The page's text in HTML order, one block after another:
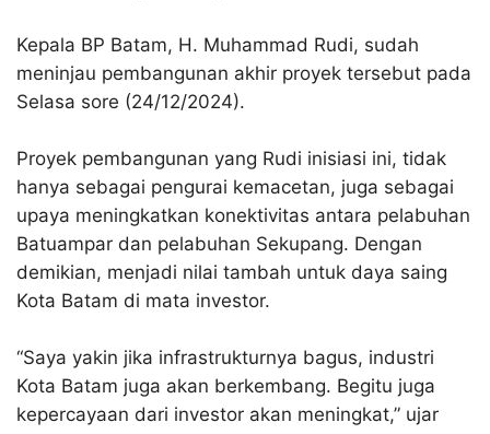
Kepala BP Batam, H. Muhammad Rudi, sudah
meninjau pembangunan akhir proyek tersebut pada
Selasa sore (24/12/2024).
Proyek pembangunan yang Rudi inisiasi ini, tidak
hanya sebagai pengurai kemacetan, juga sebagai
upaya meningkatkan konektivitas antara pelabuhan
Batuampar dan pelabuhan Sekupang. Dengan
demikian, menjadi nilai tambah untuk daya saing
Kota Batam di mata investor.
“Saya yakin jika infrastrukturnya bagus, industri
Kota Batam juga akan berkembang. Begitu juga
kepercayaan dari investor akan meningkat,” ujar